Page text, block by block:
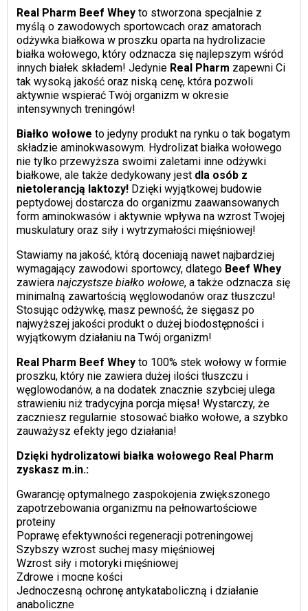
Real Pharm Beef Wheyto stworzona specjalnie z
myślą o zawodowych sportowcach oraz amatorach
odżywka białkowa w proszku oparta na hydrolizacie
białka wołowego, który odznacza się najlepszym wśród
innych białek składem! Jedynie Real Pharm zapewni Ci
tak wysoką jakość oraz niską cenę, która pozwoli
aktywnie wspierać Twój organizm w okresie
intensywnych treningów!
Białko wołowe to jedyny produkt na rynku o tak bogatym
składzie aminokwasowym. Hydrolizat białka wołowego
nie tylko przewyższa swoimi zaletami inne odżywki
białkowe, ale także dedykowany jest dla osób z
nietolerancją laktozy!Dzięki wyjątkowej budowie
peptydowej dostarcza do organizmu zaawansowanych
form aminokwasów i aktywnie wpływa na wzrost Twojej
muskulatury oraz siły i wytrzymałości mięśniowej!
Stawiamy na jakość, którą doceniają nawet najbardziej
wymagający zawodowi sportowcy, dlatego Beef Whey
zawiera najczystsze białko wołowe, a także odznacza się
minimalną zawartością węglowodanów oraz tłuszczu!
Stosując odżywkę, masz pewność, że sięgasz po
najwyższej jakości produkt o dużej biodostępności i
wyjątkowym działaniu na Twój organizm!
Real Pharm Beef Whey to 100% stek wołowy w formie
proszku, który nie zawiera dużej ilości tłuszczu i
węglowodanów, a na dodatek znacznie szybciej ulega
strawieniu niż tradycyjna porcja mięsa! Wystarczy, że
zaczniesz regularnie stosować białko wołowe, a szybko
zauważysz efekty jego działania!
Dzięki hydrolizatowi białka wołowego Real Pharm
zyskasz m.in.:
Gwarancję optymalnego zaspokojenia zwiększonego
zapotrzebowania organizmu na pełnowartościowe
proteiny
Poprawę efektywności regeneracji potreningowej
Szybszy wzrost suchej masy mięśniowej
Wzrost siły i motoryki mięśniowej
Zdrowe i mocne kości
Jednoczesną ochronę antykataboliczną i działanie
anaboliczne